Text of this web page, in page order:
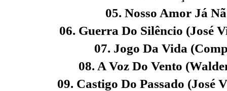
05. Nosso Amor Já
06. Guerra Do Silêncio (José
07. Jogo Da Vida
08. A Voz Do Vento
09. Castigo Do Passado (José